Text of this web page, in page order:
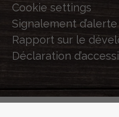
Cookie settings
Signalement d’alerte
Rapport sur le
Déclaration